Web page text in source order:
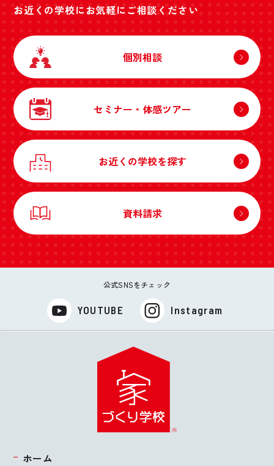
お近くの学校にお気軽にご相談ください
個別相談
セミナー・体感ツアー
お近くの学校を探す
資料請求
公式SNSをチェック
YOUTUBE Instagram
ホーム